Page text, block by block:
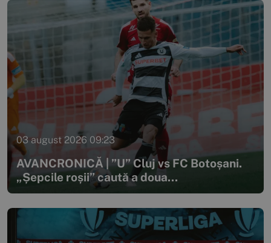
03 august 2026 09:23
AVANCRONICĂ | ”U” Cluj vs FC Botoșani.
„Șepcile roșii” caută a doua...